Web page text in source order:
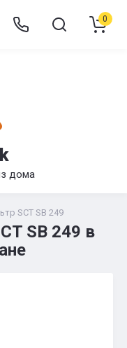
дома
0
SCT SB 249
SB 249 в